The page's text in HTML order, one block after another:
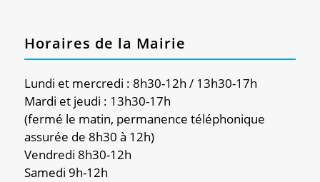
Horaires de la Mairie
Lundi et mercredi : 8h30-12h / 13h30-17h
Mardi et jeudi : 13h30-17h
(fermé le matin, permanence téléphonique
assurée de 8h30 à 12h)
Vendredi 8h30-12h
Samedi 9h-12h